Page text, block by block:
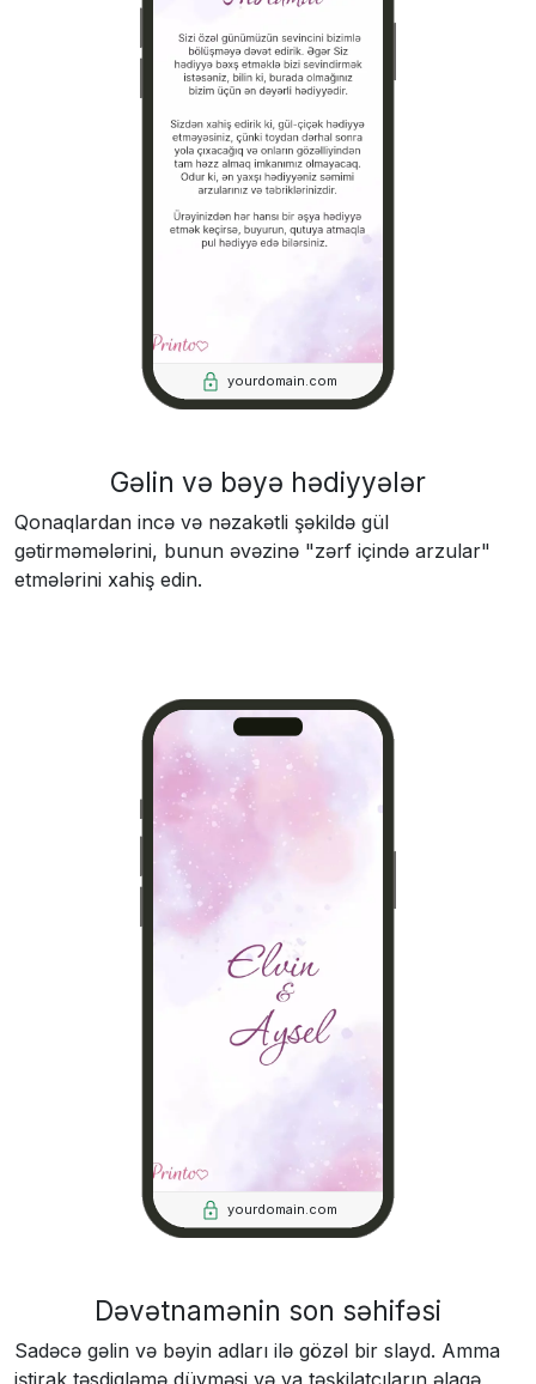
Gəlin və bəyə hədiyyələr
Qonaqlardan incə və nəzakətli şəkildə gül
gətirməmələrini, bunun əvəzinə "zərf içində arzular"
etmələrini xahiş edin.
yourdomain.com
yourdomain.com
Dəvətnamənin son səhifəsi
Sadəcə gəlin və bəyin adları ilə gözəl bir slayd. Amma
iştirak təsdiqləmə düyməsi və ya təşkilatçıların əlaqə